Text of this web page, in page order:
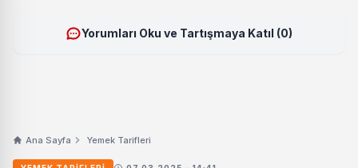
Yorumları Oku ve Tartışmaya Katıl (0)
Ana Sayfa Yemek Tarifleri